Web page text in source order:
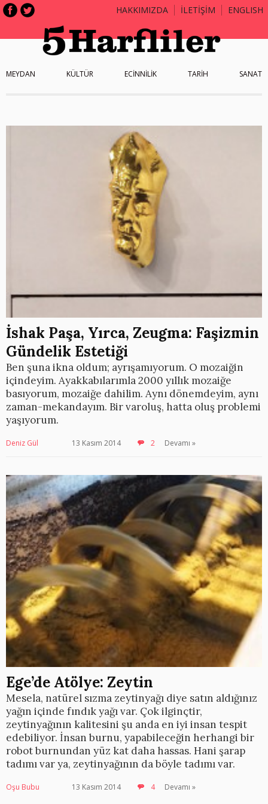
HAKKIMIZDA İLETİŞİM ENGLISH
MEYDAN KÜLTÜR ECİNNİLİK TARİH SANAT
İshak Paşa, Yırca, Zeugma: Faşizmin
Gündelik Estetiği
Ben şuna ikna oldum; ayrışamıyorum. O mozaiğin
içindeyim. Ayakkabılarımla 2000 yıllık mozaiğe
basıyorum, mozaiğe dahilim. Aynı dönemdeyim, aynı
zaman-mekandayım. Bir varoluş, hatta oluş problemi
yaşıyorum.
Deniz Gül 13 Kasım 2014 2 Devamı »
Ege’de Atölye: Zeytin
Mesela, natürel sızma zeytinyağı diye satın aldığınız
yağın içinde fındık yağı var. Çok ilginçtir,
zeytinyağının kalitesini şu anda en iyi insan tespit
edebiliyor. İnsan burnu, yapabileceğin herhangi bir
robot burnundan yüz kat daha hassas. Hani şarap
tadımı var ya, zeytinyağının da böyle tadımı var.
Oşu Bubu 13 Kasım 2014 4 Devamı »